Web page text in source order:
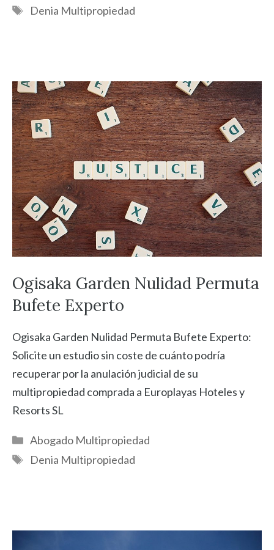
Etiquetas
Denia Multipropiedad
Ogisaka Garden Nulidad Permuta
Bufete Experto
Ogisaka Garden Nulidad Permuta Bufete Experto:
Solicite un estudio sin coste de cuánto podría
recuperar por la anulación judicial de su
multipropiedad comprada a Europlayas Hoteles y
Resorts SL
Categorías
Abogado Multipropiedad
Etiquetas
Denia Multipropiedad